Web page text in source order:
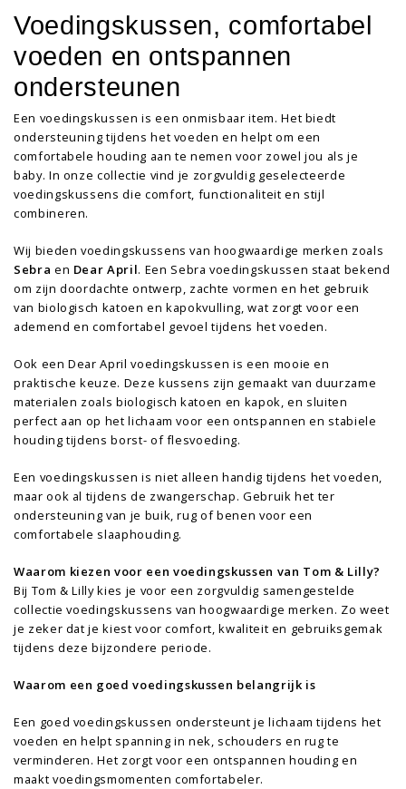
Voedingskussen, comfortabel
voeden en ontspannen
ondersteunen
Een voedingskussen is een onmisbaar item. Het biedt
ondersteuning tijdens het voeden en helpt om een
comfortabele houding aan te nemen voor zowel jou als je
baby. In onze collectie vind je zorgvuldig geselecteerde
voedingskussens die comfort, functionaliteit en stijl
combineren.
Wij bieden voedingskussens van hoogwaardige merken zoals
Sebra en Dear April. Een Sebra voedingskussen staat bekend
om zijn doordachte ontwerp, zachte vormen en het gebruik
van biologisch katoen en kapokvulling, wat zorgt voor een
ademend en comfortabel gevoel tijdens het voeden.
Ook een Dear April voedingskussen is een mooie en
praktische keuze. Deze kussens zijn gemaakt van duurzame
materialen zoals biologisch katoen en kapok, en sluiten
perfect aan op het lichaam voor een ontspannen en stabiele
houding tijdens borst- of flesvoeding.
Een voedingskussen is niet alleen handig tijdens het voeden,
maar ook al tijdens de zwangerschap. Gebruik het ter
ondersteuning van je buik, rug of benen voor een
comfortabele slaaphouding.
Waarom kiezen voor een voedingskussen van Tom & Lilly?
Bij Tom & Lilly kies je voor een zorgvuldig samengestelde
collectie voedingskussens van hoogwaardige merken. Zo weet
je zeker dat je kiest voor comfort, kwaliteit en gebruiksgemak
tijdens deze bijzondere periode.
Waarom een goed voedingskussen belangrijk is
Een goed voedingskussen ondersteunt je lichaam tijdens het
voeden en helpt spanning in nek, schouders en rug te
verminderen. Het zorgt voor een ontspannen houding en
maakt voedingsmomenten comfortabeler.